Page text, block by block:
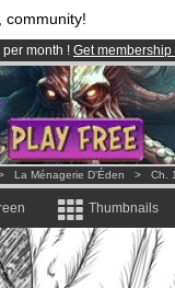
community!
per month ! Get membership
& mangas!.
La Ménagerie D'Éden > Ch.
Thumbnails